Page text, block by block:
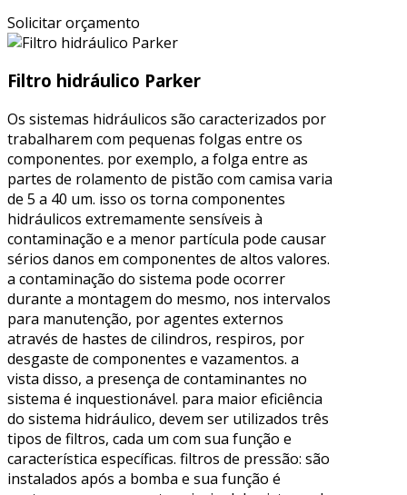
Solicitar orçamento
Filtro hidráulico Parker
Os sistemas hidráulicos são caracterizados por
trabalharem com pequenas folgas entre os
componentes. por exemplo, a folga entre as
partes de rolamento de pistão com camisa varia
de 5 a 40 um. isso os torna componentes
hidráulicos extremamente sensíveis à
contaminação e a menor partícula pode causar
sérios danos em componentes de altos valores.
a contaminação do sistema pode ocorrer
durante a montagem do mesmo, nos intervalos
para manutenção, por agentes externos
através de hastes de cilindros, respiros, por
desgaste de componentes e vazamentos. a
vista disso, a presença de contaminantes no
sistema é inquestionável. para maior eficiência
do sistema hidráulico, devem ser utilizados três
tipos de filtros, cada um com sua função e
característica específicas. filtros de pressão: são
instalados após a bomba e sua função é